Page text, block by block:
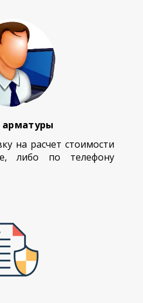
арматуры
на расчет стоимости
либо по телефону